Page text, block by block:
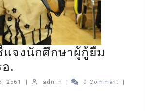
แจงนักศึกษาผู้กู้ยืม
.
2561 admin 0 Comment